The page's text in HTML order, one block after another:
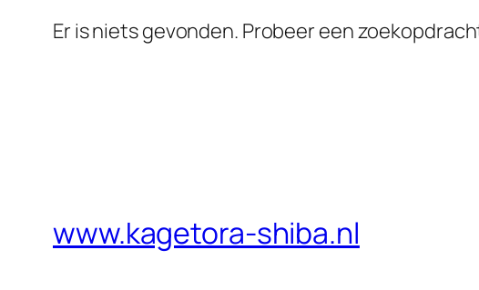
Er is niets gevonden. Probeer een
www.kagetora-shiba.nl